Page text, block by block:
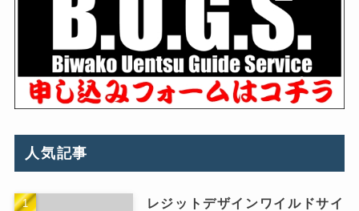
人気記事
レジットデザインワイルドサイ